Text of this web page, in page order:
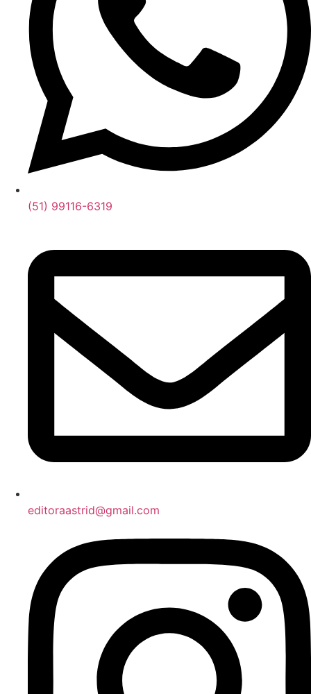
(51) 99116-6319
editoraastrid@gmail.com